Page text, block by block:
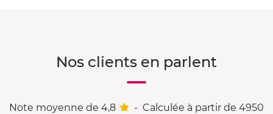
Nos clients en parlent
Note moyenne de 4,8 - Calculée à partir de 4950